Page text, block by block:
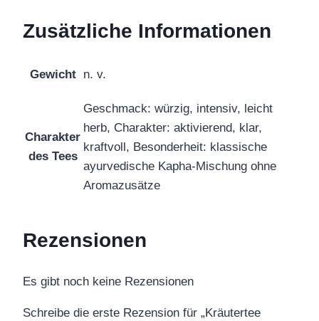
Zusätzliche Informationen
Gewicht n. v.
Charakter
des Tees
Geschmack: würzig, intensiv, leicht
herb, Charakter: aktivierend, klar,
kraftvoll, Besonderheit: klassische
ayurvedische Kapha-Mischung ohne
Aromazusätze
Rezensionen
Es gibt noch keine Rezensionen
Schreibe die erste Rezension für „Kräutertee